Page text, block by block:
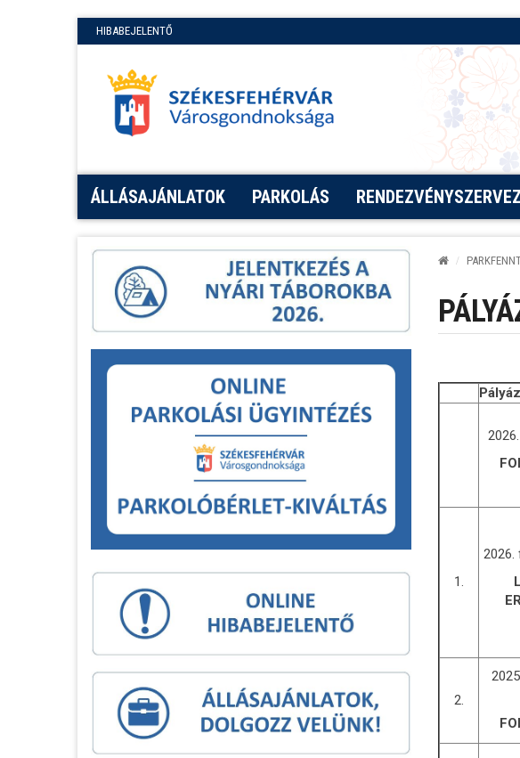
HIBABEJELENTŐ
ÁLLÁSAJÁNLATOK PARKOLÁS
1.
2026.
2.